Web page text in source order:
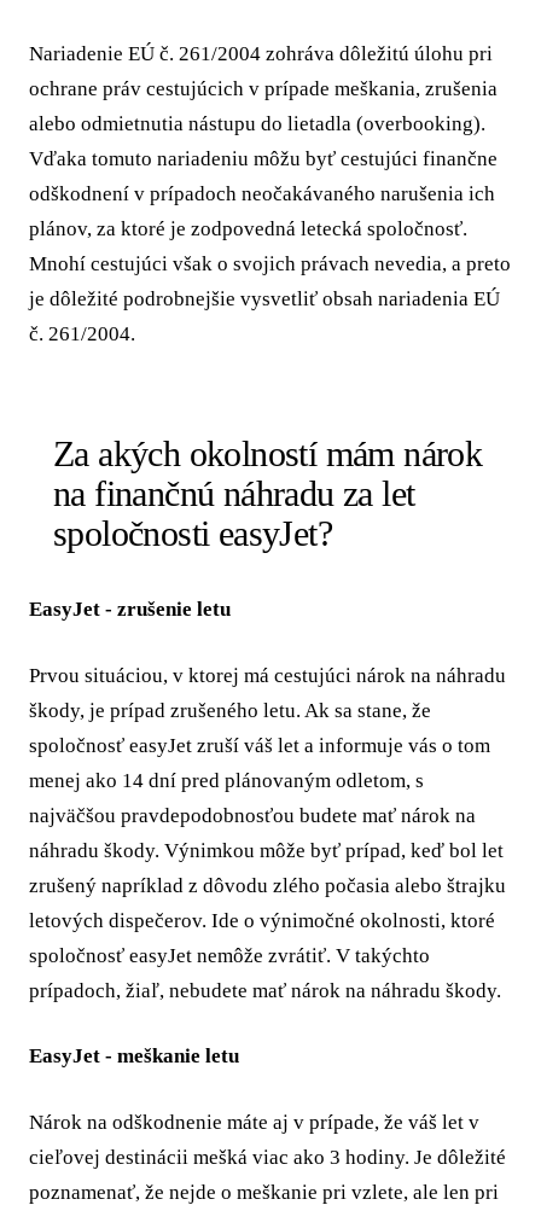
Nariadenie EÚ č. 261/2004 zohráva dôležitú úlohu pri
ochrane práv cestujúcich v prípade meškania, zrušenia
alebo odmietnutia nástupu do lietadla (overbooking).
Vďaka tomuto nariadeniu môžu byť cestujúci finančne
odškodnení v prípadoch neočakávaného narušenia ich
plánov, za ktoré je zodpovedná letecká spoločnosť.
Mnohí cestujúci však o svojich právach nevedia, a preto
je dôležité podrobnejšie vysvetliť obsah nariadenia EÚ
č. 261/2004.
Za akých okolností mám nárok
na finančnú náhradu za let
spoločnosti easyJet?
EasyJet - zrušenie letu
Prvou situáciou, v ktorej má cestujúci nárok na náhradu
škody, je prípad zrušeného letu. Ak sa stane, že
spoločnosť easyJet zruší váš let a informuje vás o tom
menej ako 14 dní pred plánovaným odletom, s
najväčšou pravdepodobnosťou budete mať nárok na
náhradu škody. Výnimkou môže byť prípad, keď bol let
zrušený napríklad z dôvodu zlého počasia alebo štrajku
letových dispečerov. Ide o výnimočné okolnosti, ktoré
spoločnosť easyJet nemôže zvrátiť. V takýchto
prípadoch, žiaľ, nebudete mať nárok na náhradu škody.
EasyJet - meškanie letu
Nárok na odškodnenie máte aj v prípade, že váš let v
cieľovej destinácii mešká viac ako 3 hodiny. Je dôležité
poznamenať, že nejde o meškanie pri vzlete, ale len pri